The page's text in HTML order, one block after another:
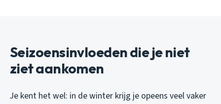
Seizoensinvloeden die je niet
ziet aankomen
Je kent het wel: in de winter krijg je opeens veel vaker